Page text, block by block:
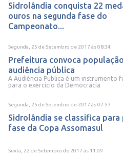
Sidrolândia conquista 22
ouros na segunda fase do
Campeonato...
Segunda, 25 de Setembro de 2017às08:34
Prefeitura convoca
audiência pública
A Audiência Publica é um instrumento
para o exercício da Democracia
Segunda, 25 de Setembro de 2017às07:57
Sidrolândia se classifica para
fase da Copa Assomasul
Sexta, 22 de Setembro de 2017às 11:09